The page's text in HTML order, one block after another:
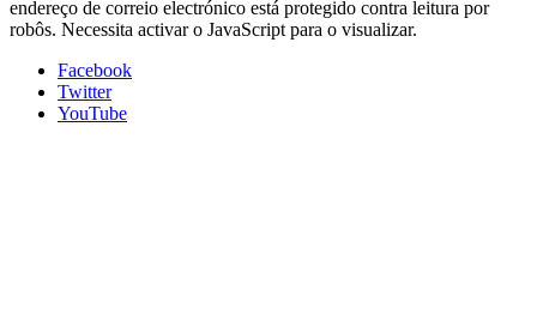
endereço de correio electrónico está protegido contra leitura por
robôs. Necessita activar o JavaScript para o visualizar.
Facebook
Twitter
YouTube